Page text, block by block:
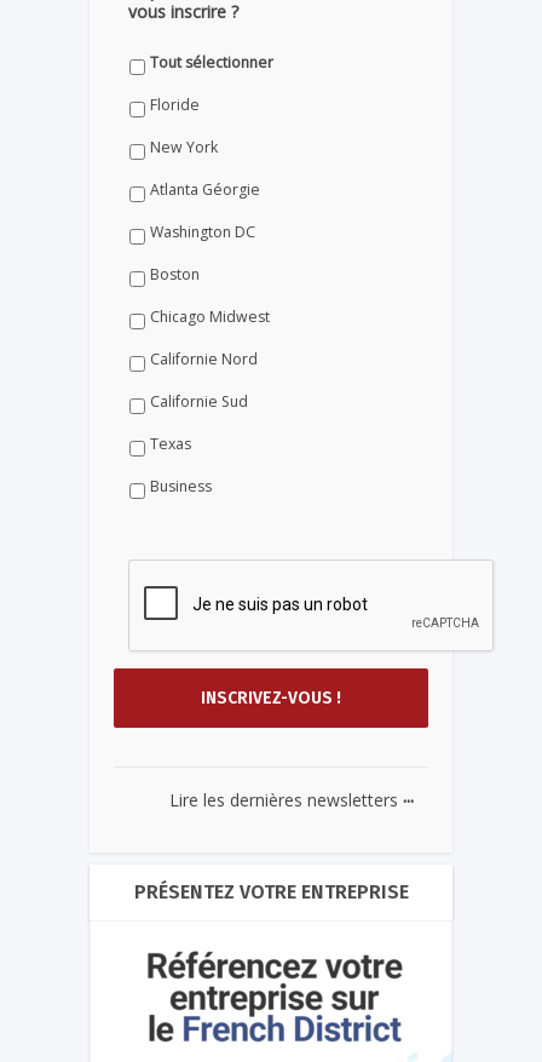
vous inscrire ?
Tout sélectionner
Floride
New York
Atlanta Géorgie
Washington DC
Boston
Chicago Midwest
Californie Nord
Californie Sud
Texas
Business
Lire les dernières newsletters ...
PRÉSENTEZ VOTRE ENTREPRISE